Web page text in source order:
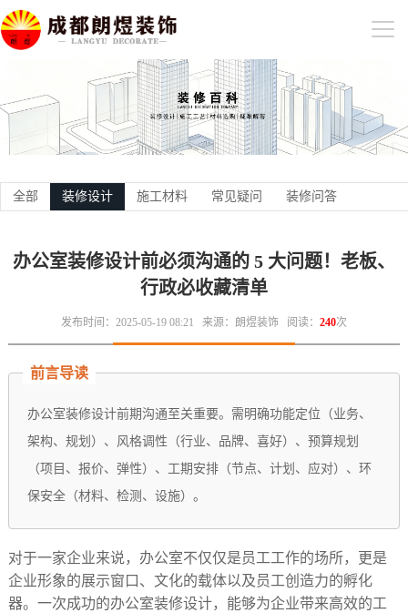
全部 装修设计 施工材料 常见疑问 装修问答
办公室装修设计前必须沟通的 5 大问题！老板、
行政必收藏清单
发布时间：2025-05-19 08:21 来源：朗煜装饰 阅读： 240次
前言导读
办公室装修设计前期沟通至关重要。需明确功能定位（业务、
架构、规划）、风格调性（行业、品牌、喜好）、预算规划
（项目、报价、弹性）、工期安排（节点、计划、应对）、环
保安全（材料、检测、设施）。
对于一家企业来说，办公室不仅仅是员工工作的场所，更是
企业形象的展示窗口、文化的载体以及员工创造力的孵化
器。一次成功的办公室装修设计，能够为企业带来高效的工